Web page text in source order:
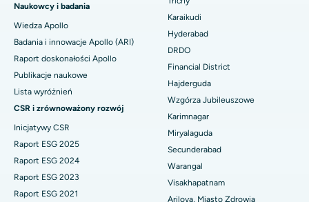
Najlepszy szpital w Nowym Delhi
Najlepszy szpital w DRDO, Hajdarabad
Najlepszy szpital przy GS Road w Guwahati
Najlepszy szpital w Hajdarabadzie
Najlepszy szpital w Vijay Nagar, Indore
Najlepszy szpital przy Suryaraopeta Main Road, Kakinada
Najlepszy szpital przy Canal Circular Road w Kalkucie
Kolonoskopia
Polipektomia
Głęboka stymulacja mózgu
Dializa otrzewnowa
Biopsja nerki
Paratyroidektomia
Naukowcy i badania
Wiedza Apollo
Badania i innowacje Apollo (ARI)
Raport doskonałości Apollo
Publikacje naukowe
Lista wyróżnień
CSR i zrównoważony rozwój
Inicjatywy CSR
Raport ESG 2025
Raport ESG 2024
Raport ESG 2023
Raport ESG 2021
Karaikudi
Hyderabad
DRDO
Financial District
Hajderguda
Wzgórza Jubileuszowe
Karimnagar
Miryalaguda
Secunderabad
Warangal
Visakhapatnam
Arilova, Miasto Zdrowia